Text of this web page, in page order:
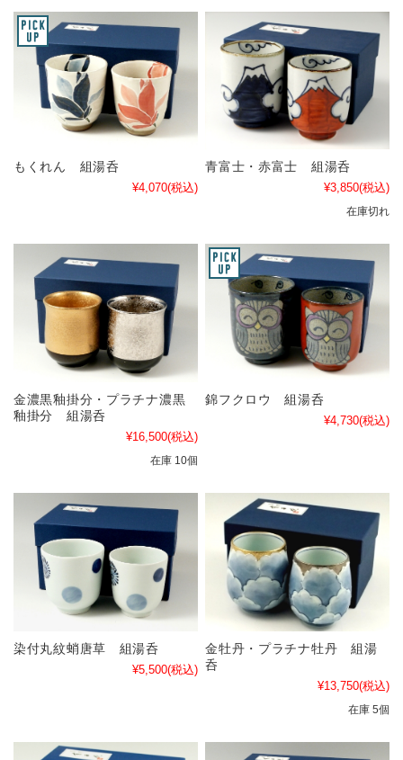
もくれん 組湯呑
¥4,070(税込)
青富士・赤富士 組湯呑
¥3,850(税込)
在庫切れ
金濃黒釉掛分・プラチナ濃黒
釉掛分 組湯呑
¥16,500(税込)
在庫 10個
錦フクロウ 組湯呑
¥4,730(税込)
染付丸紋蛸唐草 組湯呑
¥5,500(税込)
金牡丹・プラチナ牡丹 組湯
呑
¥13,750(税込)
在庫 5個